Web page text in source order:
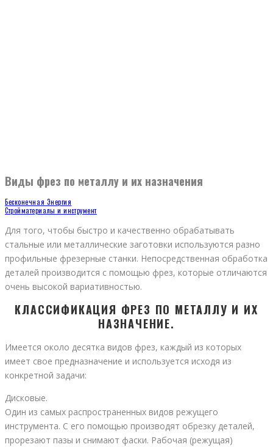
Виды фрез по металлу и их назначения
Бесконечная Энергия
Стройматериалы и инструмент
Для того, чтобы быстро и качественно обрабатывать
стальные или металлические заготовки используются разно
профильные фрезерные станки. Непосредственная обработка
деталей производится с помощью фрез, которые отличаются
очень высокой вариативностью.
КЛАССИФИКАЦИЯ ФРЕЗ ПО МЕТАЛЛУ И ИХ
НАЗНАЧЕНИЕ.
Имеется около десятка видов фрез, каждый из которых
имеет свое предназначение и используется исходя из
конкретной задачи:
Дисковые.
Один из самых распространенных видов режущего
инструмента. С его помощью производят обрезку деталей,
прорезают пазы и снимают фаски. Рабочая (режущая)